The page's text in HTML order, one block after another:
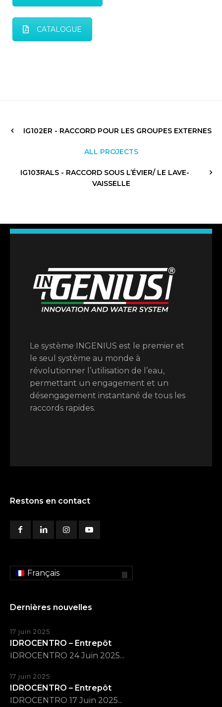
CATALOGUE
IG102ER - RACCORD POUR LES GROUPES EXTERNES
ALL PROJECTS
IG103RALS - RACCORD SOUS L’ÉVIER/ LE LAVE-
VAISSELLE
Le système INGENIUS est le premier et
le seul système au monde à
révolutionner l’utilisation de l’eau,
permettant un engagement et un
désengagement instantané de tous les
raccords rapides.
Restons en contact
Français
Dernières nouvelles
17 juin 2025
IDROCENTRO – Entrepôt
IDROCENTRO 24 Juin 2025...
17 juin 2025
IDROCENTRO – Entrepôt
IDROCENTRO 17 Juin 2025...